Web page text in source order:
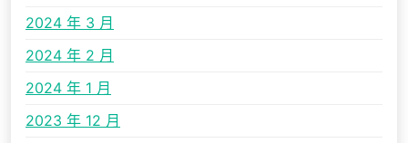
2024 年 3 月
2024 年 2 月
2024 年 1 月
2023 年 12 月